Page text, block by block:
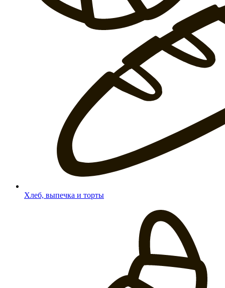
Хлеб, выпечка и торты